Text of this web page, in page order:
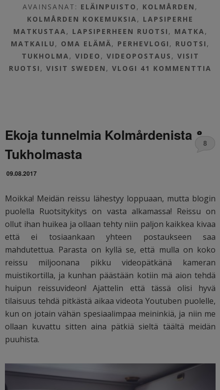
AVAINSANAT: ELÄINPUISTO , KOLMÅRDEN ,
KOLMÅRDEN KOKEMUKSIA, LAPSIPERHE
MATKUSTAA, LAPSIPERHEEN RUOTSI , MATKA,
MATKAILU , OMA ELÄMÄ, PERHEVLOGI , RUOTSI ,
TUKHOLMA, VIDEO , VIDEOPOSTAUS , VISIT
RUOTSI ,VISIT SWEDEN ,VLOGI 41 KOMMENTTIA
Ekoja tunnelmia Kolmårdenista &
Tukholmasta
09.08.2017
8
Moikka! Meidän reissu lähestyy loppuaan, mutta blogin
puolella Ruotsitykitys on vasta alkamassa! Reissu on
ollut ihan huikea ja ollaan tehty niin paljon kaikkea kivaa
että ei tosiaankaan yhteen postaukseen saa
mahdutettua. Parasta on kyllä se, että mulla on koko
reissu miljoonana pikku videopätkänä kameran
muistikortilla, ja kunhan päästään kotiin mä aion tehdä
huipun reissuvideon! Ajattelin että tässä olisi hyvä
tilaisuus tehdä pitkästä aikaa videota Youtuben puolelle,
kun on jotain vähän spesiaalimpaa meininkiä, ja niin me
ollaan kuvattu sitten aina pätkiä sieltä täältä meidän
puuhista.